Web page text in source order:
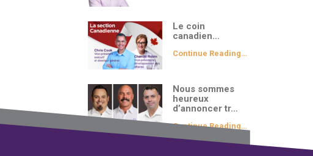
Le coin
canadien…
Continue Reading…
Nous sommes
heureux
d’annoncer tr…
Continue Reading…